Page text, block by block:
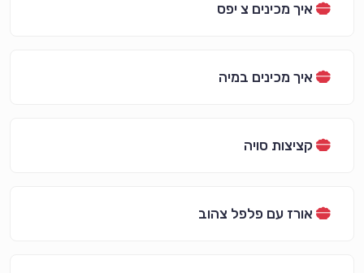
איך מכינים צ יפס
איך מכינים במיה
קציצות סויה
אורז עם פלפל צהוב